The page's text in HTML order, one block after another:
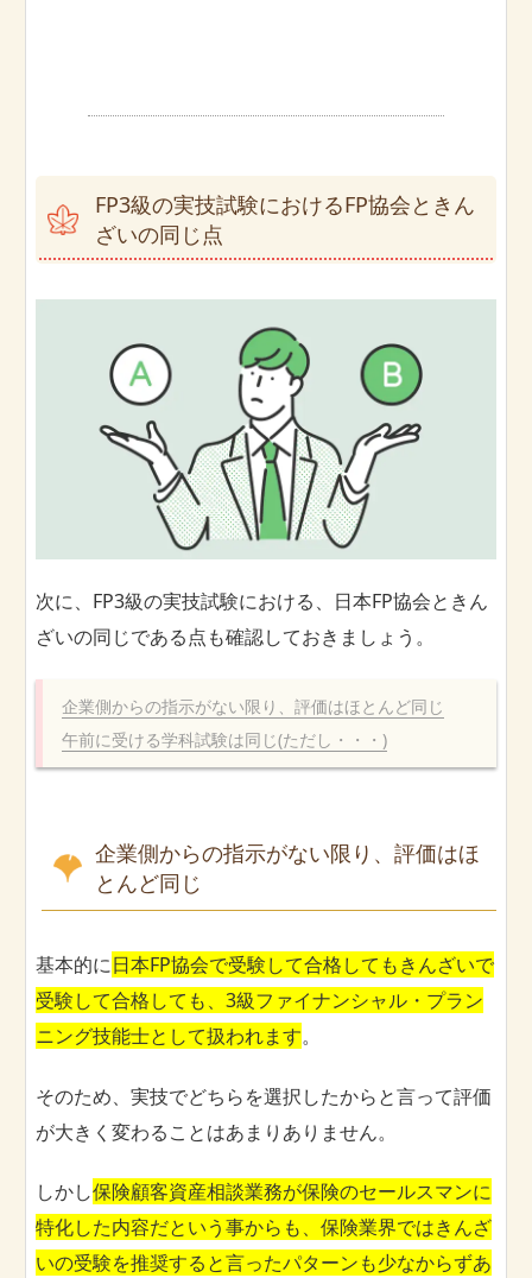
FP3級の実技試験におけるFP協会ときん
ざいの同じ点
次に、FP3級の実技試験における、日本FP協会ときん
ざいの同じである点も確認しておきましょう。
企業側からの指示がない限り、評価はほとんど同じ
午前に受ける学科試験は同じ(ただし・・・)
企業側からの指示がない限り、評価はほ
とんど同じ
基本的に日本FP協会で受験して合格してもきんざいで
受験して合格しても、3級ファイナンシャル・プラン
ニング技能士として扱われます。
そのため、実技でどちらを選択したからと言って評価
が大きく変わることはあまりありません。
しかし保険顧客資産相談業務が保険のセールスマンに
特化した内容だという事からも、保険業界ではきんざ
いの受験を推奨すると言ったパターンも少なからずあ